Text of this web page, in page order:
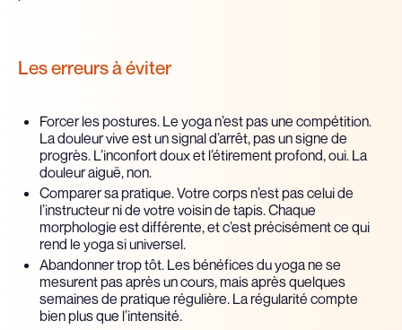
Les erreurs à éviter
Forcer les postures. Le yoga n’est pas une compétition.
La douleur vive est un signal d’arrêt, pas un signe de
progrès. L’inconfort doux et l’étirement profond, oui. La
douleur aiguë, non.
Comparer sa pratique. Votre corps n’est pas celui de
l’instructeur ni de votre voisin de tapis. Chaque
morphologie est différente, et c’est précisément ce qui
rend le yoga si universel.
Abandonner trop tôt. Les bénéfices du yoga ne se
mesurent pas après un cours, mais après quelques
semaines de pratique régulière. La régularité compte
bien plus que l’intensité.